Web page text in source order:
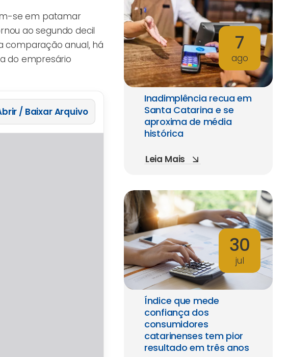
se em patamar
ao segundo decil
comparação anual, há
do empresário
/ Baixar Arquivo
7
ago
Inadimplência recua em
Santa Catarina e se
aproxima de média
histórica
Leia Mais
30
jul
Índice que mede
confiança dos
consumidores
catarinenses tem pior
resultado em três anos